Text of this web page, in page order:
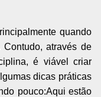
quando
através de
é viável criar
dicas práticas
pouco:Aqui estão